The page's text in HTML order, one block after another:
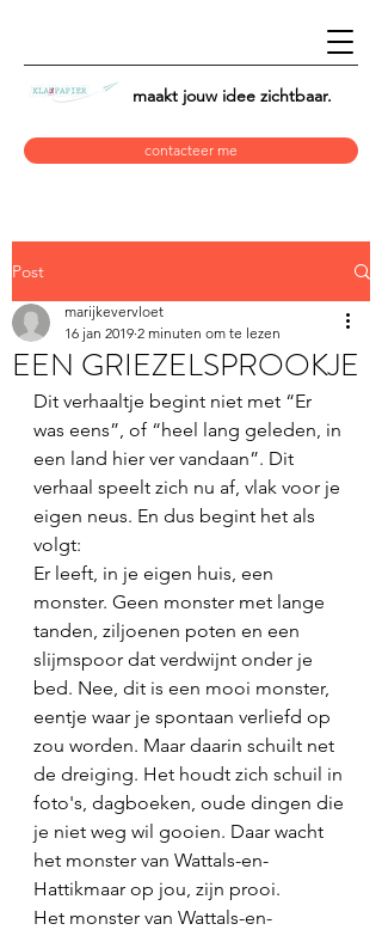
maakt jouw idee zichtbaar.
contacteer me
Post
EEN GRIEZELSPROOKJE
marijkevervloet
16 jan 2019 2 minuten om te lezen
Dit verhaaltje begint niet met “Er
was eens”, of “heel lang geleden, in
een land hier ver vandaan”. Dit
verhaal speelt zich nu af, vlak voor je
eigen neus. En dus begint het als
volgt:
Er leeft, in je eigen huis, een
monster. Geen monster met lange
tanden, ziljoenen poten en een
slijmspoor dat verdwijnt onder je
bed. Nee, dit is een mooi monster,
eentje waar je spontaan verliefd op
zou worden. Maar daarin schuilt net
de dreiging. Het houdt zich schuil in
foto's, dagboeken, oude dingen die
je niet weg wil gooien. Daar wacht
het monster van Wattals-en-
Hattikmaar op jou, zijn prooi.
Het monster van Wattals-en-